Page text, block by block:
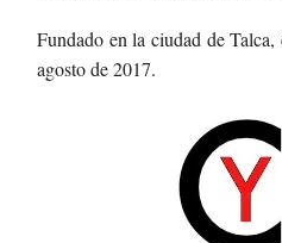
Fundado en la ciudad de
agosto de 2017.